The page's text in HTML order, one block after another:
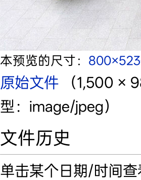
本预览的尺寸：
原始文件‎
（1,500 ×
型：image/jpeg）
文件历史
单击某个日期/时间